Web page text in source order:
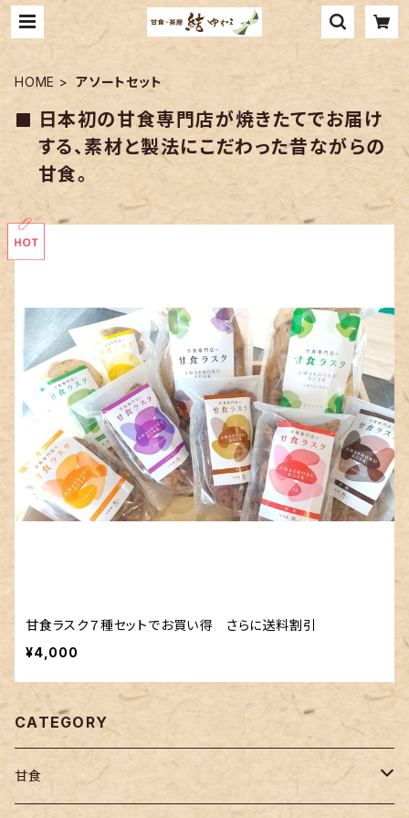
HOME アソートセット
日本初の甘食専門店が焼きたてでお届け
する、素材と製法にこだわった昔ながらの
甘食。
甘食ラスク７種セットでお買い得 さらに送料割引
¥4,000
CATEGORY
甘食